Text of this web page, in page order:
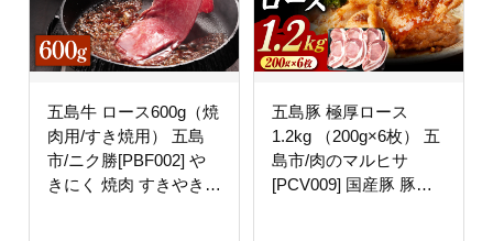
五島牛 ロース600g（焼
肉用/すき焼用） 五島
市/ニク勝[PBF002] や
きにく 焼肉 すきやき
五島豚 極厚ロース
1.2kg （200g×6枚） 五
島市/肉のマルヒサ
[PCV009] 国産豚 豚肉